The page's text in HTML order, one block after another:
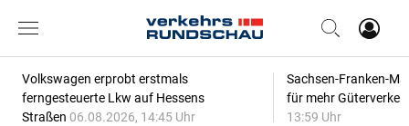
Volkswagen erprobt erstmals
ferngesteuerte Lkw auf Hessens
Straßen 06.08.2026, 14:45 Uhr
Sachsen-Franken-
für mehr
13:59 Uhr